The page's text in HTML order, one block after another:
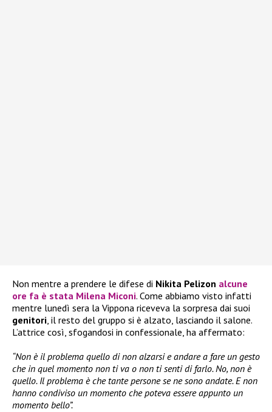
Non mentre a prendere le difese di Nikita Pelizon alcune
ore fa è stata Milena Miconi. Come abbiamo visto infatti
mentre lunedì sera la Vippona riceveva la sorpresa dai suoi
genitori, il resto del gruppo si è alzato, lasciando il salone.
L’attrice così, sfogandosi in confessionale, ha affermato:
“Non è il problema quello di non alzarsi e andare a fare un gesto
che in quel momento non ti va o non ti senti di farlo. No, non è
quello. Il problema è che tante persone se ne sono andate. E non
hanno condiviso un momento che poteva essere appunto un
momento bello”.